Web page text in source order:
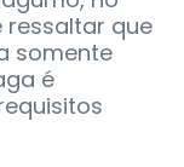
ressaltar que
somente
é